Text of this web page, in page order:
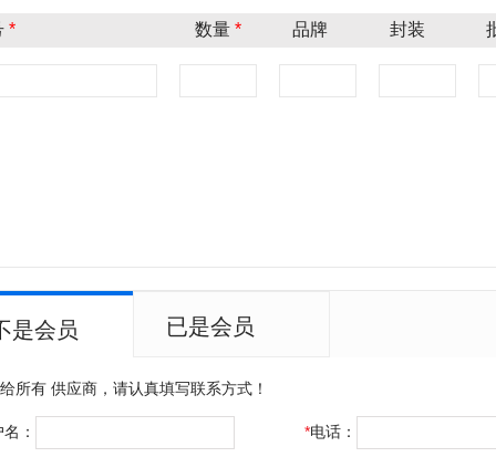
* 数量* 品牌 封装
是会员 已是会员
所有 供应商，请认真填写联系方式！
： *电话：